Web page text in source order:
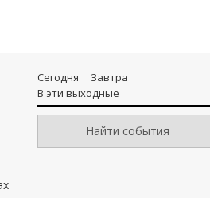
Сегодня
Завтра
В эти выходные
Найти события